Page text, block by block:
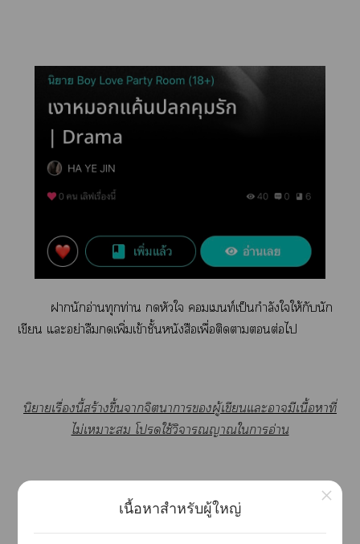
านักอ่านทุกท่าน หัวใ เท์เป็นกำลังใให้กับนัก
เขียน แะอย่าลืมเพิ่มเข้าชั้นหนังสือเพื่อติดาต่อไ
นิยายเรื่องนี้สร้างขึ้นาจิตาารผู้เขียนแะามีเนื้อาที่
ไม่เาะ โใช้วิจารณญาณใาอ่าน
⚠️⚠️ Trigger Warning ⚠️⚠️
เนื้อหาสำหรับผู้ใหญ่
×